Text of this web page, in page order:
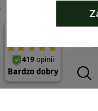
;
Sklep internetowy